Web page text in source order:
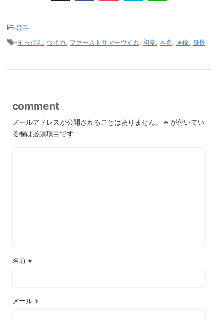
-歌手
-すっぴん ウイカ ファーストサマーウイカ 初夏 本名 画像 身長
comment
メールアドレスが公開されることはありません。 ※ が付いてい
る欄は必須項目です
名前 ※
メール ※